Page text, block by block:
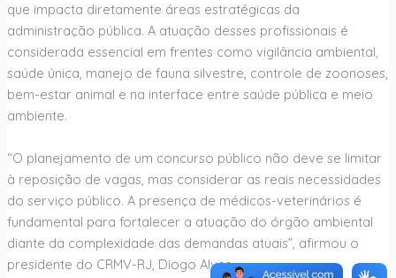
que impacta diretamente áreas estratégicas da
administração pública. A atuação desses profissionais é
considerada essencial em frentes como vigilância ambiental,
saúde única, manejo de fauna silvestre, controle de zoonoses,
bem-estar animal e na interface entre saúde pública e meio
ambiente.
“O planejamento de um concurso público não deve se limitar
à reposição de vagas, mas considerar as reais necessidades
do serviço público. A presença de médicos-veterinários é
fundamental para fortalecer a atuação do órgão ambiental
diante da complexidade das demandas atuais”, afirmou o
presidente do CRMV-RJ, Diogo Alves.